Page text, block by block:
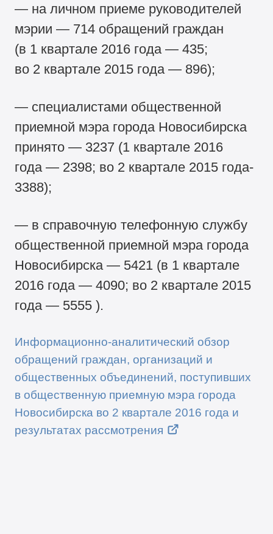
— на личном приеме руководителей
мэрии — 714 обращений граждан
(в 1 квартале 2016 года — 435;
во 2 квартале 2015 года — 896);
— специалистами общественной
приемной мэра города Новосибирска
принято — 3237 (1 квартале 2016
года — 2398; во 2 квартале 2015 года-
3388);
— в справочную телефонную службу
общественной приемной мэра города
Новосибирска — 5421 (в 1 квартале
2016 года — 4090; во 2 квартале 2015
года — 5555 ).
Информационно-аналитический обзор
обращений граждан, организаций и
общественных объединений, поступивших
в общественную приемную мэра города
Новосибирска во 2 квартале 2016 года и
результатах рассмотрения